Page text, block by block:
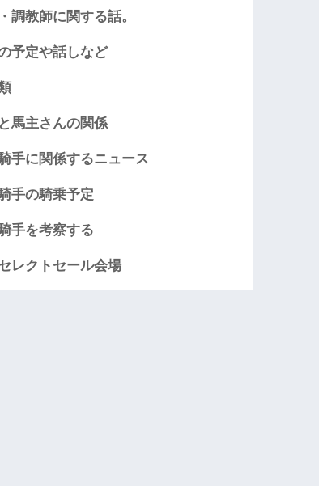
調教師に関する話。
予定や話しなど
馬主さんの関係
手に関係するニュース
手の騎乗予定
手を考察する
レクトセール会場